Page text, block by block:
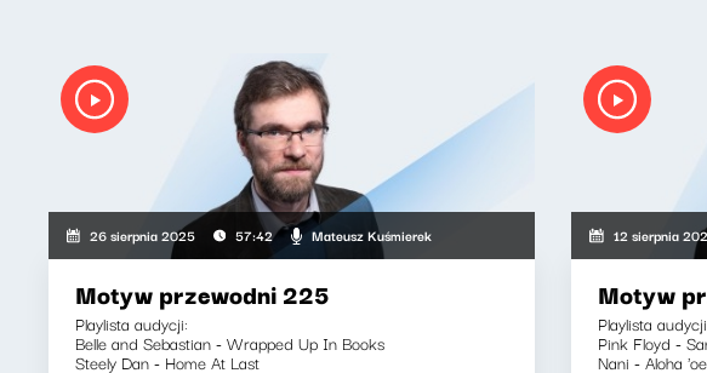
26 sierpnia 2025 57:42 Mateusz Kuśmierek
Motyw przewodni 225
Playlista audycji:
Belle and Sebastian - Wrapped Up In Books
Steely Dan - Home At Last
12 sierpnia
Motyw
Playlista
Pink Floyd -
Nani - Aloha 'oe